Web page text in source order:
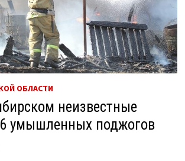
ОБЛАСТИ
неизвестные
умышленных поджогов